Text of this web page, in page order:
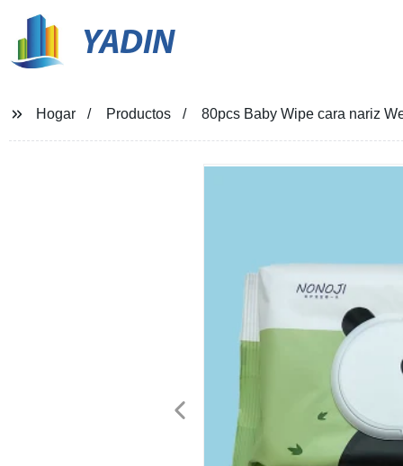
YADIN
Hogar Productos 80pcs Baby Wipe cara nariz